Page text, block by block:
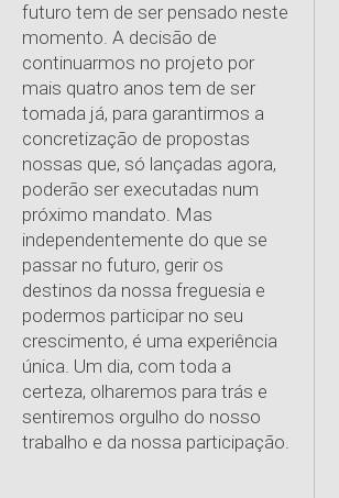
futuro tem de ser pensado neste
momento. A decisão de
continuarmos no projeto por
mais quatro anos tem de ser
tomada já, para garantirmos a
concretização de propostas
nossas que, só lançadas agora,
poderão ser executadas num
próximo mandato. Mas
independentemente do que se
passar no futuro, gerir os
destinos da nossa freguesia e
podermos participar no seu
crescimento, é uma experiência
única. Um dia, com toda a
certeza, olharemos para trás e
sentiremos orgulho do nosso
trabalho e da nossa participação.